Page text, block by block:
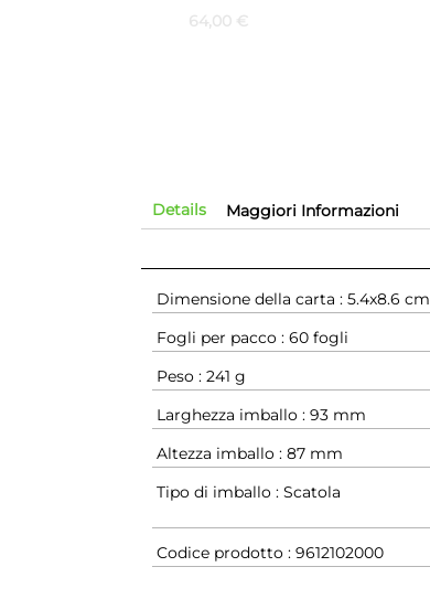
64,00 €
Details
Dimensione della carta : 5.4x8.6 cm
Fogli per pacco : 60 fogli
Peso : 241 g
Larghezza imballo : 93 mm
Altezza imballo : 87 mm
Tipo di imballo : Scatola
Codice prodotto : 9612102000
Maggiori Informazioni